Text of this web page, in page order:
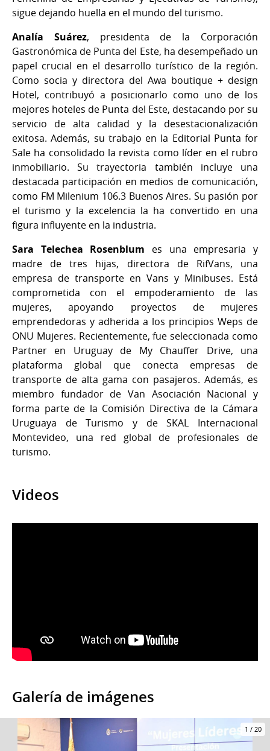
sigue dejando huella en el mundo del turismo.
Analía Suárez, presidenta de la Corporación
Gastronómica de Punta del Este, ha desempeñado un
papel crucial en el desarrollo turístico de la región.
Como socia y directora del Awa boutique + design
Hotel, contribuyó a posicionarlo como uno de los
mejores hoteles de Punta del Este, destacando por su
servicio de alta calidad y la desestacionalización
exitosa. Además, su trabajo en la Editorial Punta for
Sale ha consolidado la revista como líder en el rubro
inmobiliario. Su trayectoria también incluye una
destacada participación en medios de comunicación,
como FM Milenium 106.3 Buenos Aires. Su pasión por
el turismo y la excelencia la ha convertido en una
figura influyente en la industria.
Sara Telechea Rosenblum es una empresaria y
madre de tres hijas, directora de RifVans, una
empresa de transporte en Vans y Minibuses. Está
comprometida con el empoderamiento de las
mujeres, apoyando proyectos de mujeres
emprendedoras y adherida a los principios Weps de
ONU Mujeres. Recientemente, fue seleccionada como
Partner en Uruguay de My Chauffer Drive, una
plataforma global que conecta empresas de
transporte de alta gama con pasajeros. Además, es
miembro fundador de Van Asociación Nacional y
forma parte de la Comisión Directiva de la Cámara
Uruguaya de Turismo y de SKAL Internacional
Montevideo, una red global de profesionales de
turismo.
Videos
Galería de imágenes
1 / 20